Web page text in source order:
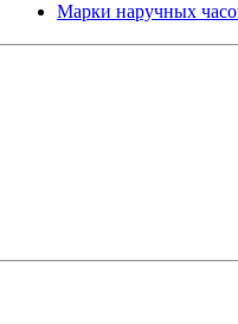
Марки наручных